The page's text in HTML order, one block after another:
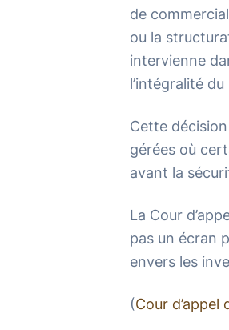
de
ou la
intervienne
l’intégralité
Cette
gérées où
avant la
La Cour
pas un écran
envers les
(Cour